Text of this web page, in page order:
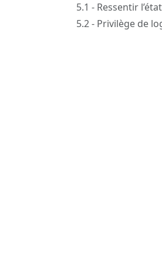
5.1 - Ressentir
5.2 - Privilège de